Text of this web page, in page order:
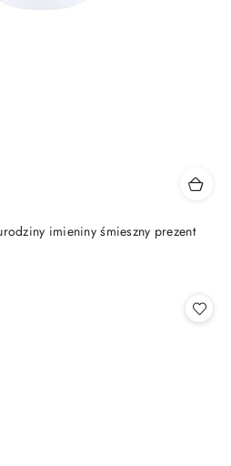
imieniny śmieszny prezent